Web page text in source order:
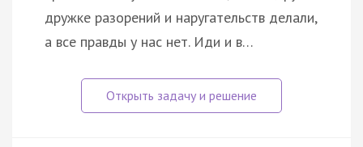
дружке разорений и наругательств делали,
а все правды у нас нет. Иди и в…